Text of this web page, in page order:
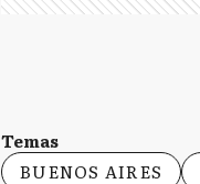
Temas
BUENOS AIRES